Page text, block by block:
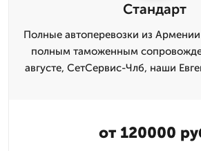
Стандарт
Полные автоперевозки из
полным таможенным
августе, СетСервис-Члб, наши
от 120000